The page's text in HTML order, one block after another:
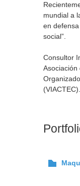
mundial a
en
social”.
Consultor
Asociación
(VIACTEC).